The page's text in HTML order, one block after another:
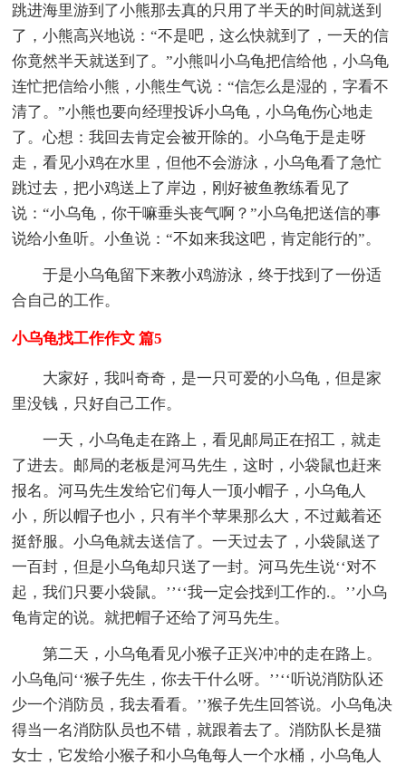
跳进海里游到了小熊那去真的只用了半天的时间就送到
了，小熊高兴地说：“不是吧，这么快就到了，一天的信
你竟然半天就送到了。”小熊叫小乌龟把信给他，小乌龟
连忙把信给小熊，小熊生气说：“信怎么是湿的，字看不
清了。”小熊也要向经理投诉小乌龟，小乌龟伤心地走
了。心想：我回去肯定会被开除的。小乌龟于是走呀
走，看见小鸡在水里，但他不会游泳，小乌龟看了急忙
跳过去，把小鸡送上了岸边，刚好被鱼教练看见了
说：“小乌龟，你干嘛垂头丧气啊？”小乌龟把送信的事
说给小鱼听。小鱼说：“不如来我这吧，肯定能行的”。
于是小乌龟留下来教小鸡游泳，终于找到了一份适
合自己的工作。
小乌龟找工作作文 篇5
大家好，我叫奇奇，是一只可爱的小乌龟，但是家
里没钱，只好自己工作。
一天，小乌龟走在路上，看见邮局正在招工，就走
了进去。邮局的老板是河马先生，这时，小袋鼠也赶来
报名。河马先生发给它们每人一顶小帽子，小乌龟人
小，所以帽子也小，只有半个苹果那么大，不过戴着还
挺舒服。小乌龟就去送信了。一天过去了，小袋鼠送了
一百封，但是小乌龟却只送了一封。河马先生说‘‘对不
起，我们只要小袋鼠。’’‘‘我一定会找到工作的.。’’小乌
龟肯定的说。就把帽子还给了河马先生。
第二天，小乌龟看见小猴子正兴冲冲的走在路上。
小乌龟问‘‘猴子先生，你去干什么呀。’’‘‘听说消防队还
少一个消防员，我去看看。’’猴子先生回答说。小乌龟决
得当一名消防队员也不错，就跟着去了。消防队长是猫
女士，它发给小猴子和小乌龟每人一个水桶，小乌龟人